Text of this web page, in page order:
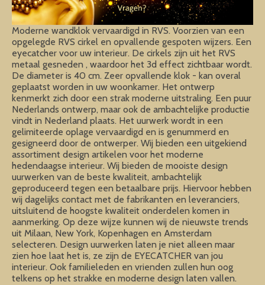
Moderne wandklok vervaardigd in RVS. Voorzien van een
opgelegde RVS cirkel en opvallende gespoten wijzers. Een
eyecatcher voor uw interieur. De cirkels zijn uit het RVS
metaal gesneden , waardoor het 3d effect zichtbaar wordt.
De diameter is 40 cm. Zeer opvallende klok - kan overal
geplaatst worden in uw woonkamer. Het ontwerp
kenmerkt zich door een strak moderne uitstraling. Een puur
Nederlands ontwerp, maar ook de ambachtelijke productie
vindt in Nederland plaats. Het uurwerk wordt in een
gelimiteerde oplage vervaardigd en is genummerd en
gesigneerd door de ontwerper. Wij bieden een uitgekiend
assortiment design artikelen voor het moderne
hedendaagse interieur. Wij bieden de mooiste design
uurwerken van de beste kwaliteit, ambachtelijk
geproduceerd tegen een betaalbare prijs. Hiervoor hebben
wij dagelijks contact met de fabrikanten en leveranciers,
uitsluitend de hoogste kwaliteit onderdelen komen in
aanmerking. Op deze wijze kunnen wij de nieuwste trends
uit Milaan, New York, Kopenhagen en Amsterdam
selecteren. Design uurwerken laten je niet alleen maar
zien hoe laat het is, ze zijn de EYECATCHER van jou
interieur. Ook familieleden en vrienden zullen hun oog
telkens op het strakke en moderne design laten vallen.